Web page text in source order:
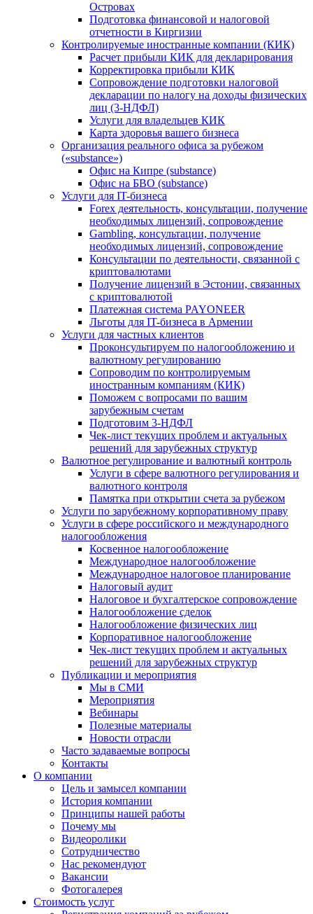
Островах
Подготовка финансовой и налоговой
отчетности в Киргизии
Контролируемые иностранные компании (КИК)
Расчет прибыли КИК для декларирования
Корректировка прибыли КИК
Сопровождение подготовки налоговой
декларации по налогу на доходы физических
лиц (3-НДФЛ)
Услуги для владельцев КИК
Карта здоровья вашего бизнеса
Организация реального офиса за рубежом
(«substance»)
Офис на Кипре (substance)
Офис на БВО (substance)
Услуги для IT-бизнеса
Forex деятельность, консультации, получение
необходимых лицензий, сопровождение
Gambling, консультации, получение
необходимых лицензий, сопровождение
Консультации по деятельности, связанной с
криптовалютами
Получение лицензий в Эстонии, связанных
с криптовалютой
Платежная система PAYONEER
Льготы для IT-бизнеса в Армении
Услуги для частных клиентов
Проконсультируем по налогообложению и
валютному регулированию
Сопроводим по контролируемым
иностранным компаниям (КИК)
Поможем с вопросами по вашим
зарубежным счетам
Подготовим 3-НДФЛ
Чек-лист текущих проблем и актуальных
решений для зарубежных структур
Валютное регулирование и валютный контроль
Услуги в сфере валютного регулирования и
валютного контроля
Памятка при открытии счета за рубежом
Услуги по зарубежному корпоративному праву
Услуги в сфере российского и международного
налогообложения
Косвенное налогообложение
Международное налогообложение
Международное налоговое планирование
Налоговый аудит
Налоговое и бухгалтерское сопровождение
Налогообложение сделок
Налогообложение физических лиц
Корпоративное налогообложение
Чек-лист текущих проблем и актуальных
решений для зарубежных структур
Публикации и мероприятия
Мы в СМИ
Мероприятия
Вебинары
Полезные материалы
Новости отрасли
Часто задаваемые вопросы
Контакты
О компании
Цель и замысел компании
История компании
Принципы нашей работы
Почему мы
Видеоролики
Сотрудничество
Нас рекомендуют
Вакансии
Фотогалерея
Стоимость услуг